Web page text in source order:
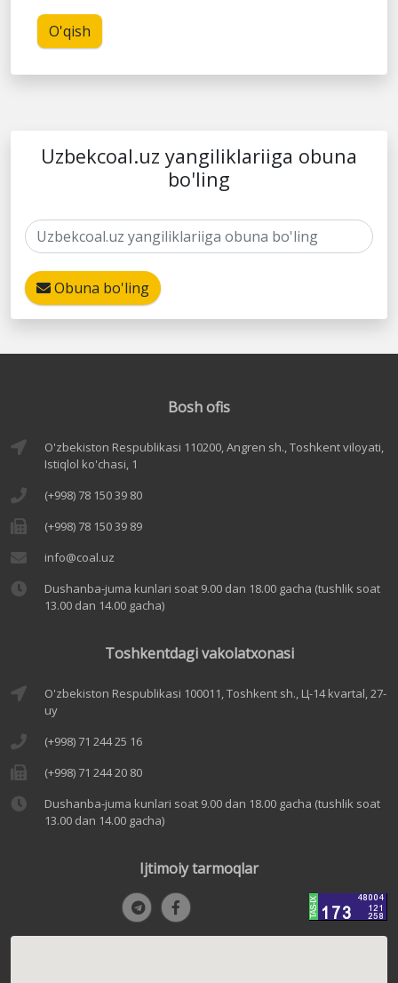
O'qish
Uzbekcoal.uz yangiliklariiga obuna
bo'ling
Obuna bo'ling
Bosh ofis
O'zbekiston Respublikasi 110200, Angren sh., Toshkent viloyati,
Istiqlol ko'chasi, 1
(+998) 78 150 39 80
(+998) 78 150 39 89
info@coal.uz
Dushanba-juma kunlari soat 9.00 dan 18.00 gacha (tushlik soat
13.00 dan 14.00 gacha)
Toshkentdagi vakolatxonasi
O'zbekiston Respublikasi 100011, Toshkent sh., Ц-14 kvartal, 27-
uy
(+998) 71 244 25 16
(+998) 71 244 20 80
Dushanba-juma kunlari soat 9.00 dan 18.00 gacha (tushlik soat
13.00 dan 14.00 gacha)
Ijtimoiy tarmoqlar